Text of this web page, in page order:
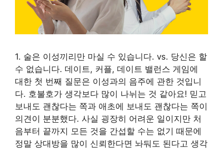
1. 술은 이성끼리만 마실 수 있습니다. vs. 당신은 할
수 없습니다. 데이트, 커플, 데이트 밸런스 게임에
대한 첫 번째 질문은 이성과의 음주에 관한 것입니
다. 호불호가 생각보다 많이 나뉘는 것 같아요! 믿고
보내도 괜찮다는 쪽과 애초에 보내도 괜찮다는 쪽이
의견이 분분했다. 사실 굉장히 어려운 일이지만 처
음부터 끝까지 모든 것을 간섭할 수는 없기 때문에
정말 상대방을 많이 신뢰한다면 놔둬도 된다고 생각